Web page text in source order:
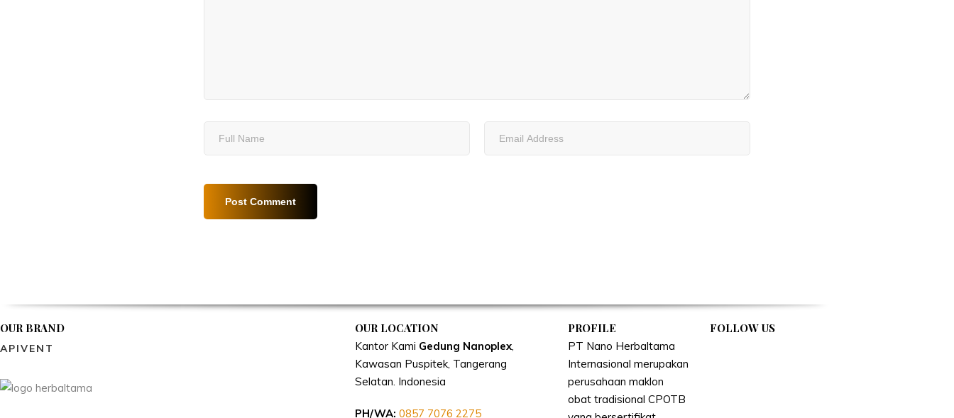
OUR BRAND
APIVENT
OUR LOCATION
Kantor Kami Gedung Nanoplex,
Kawasan Puspitek, Tangerang
Selatan. Indonesia
PH/WA: 0857 7076 2275
PROFILE
PT Nano Herbaltama
Internasional merupakan
perusahaan maklon
obat tradisional CPOTB
FOLLOW US